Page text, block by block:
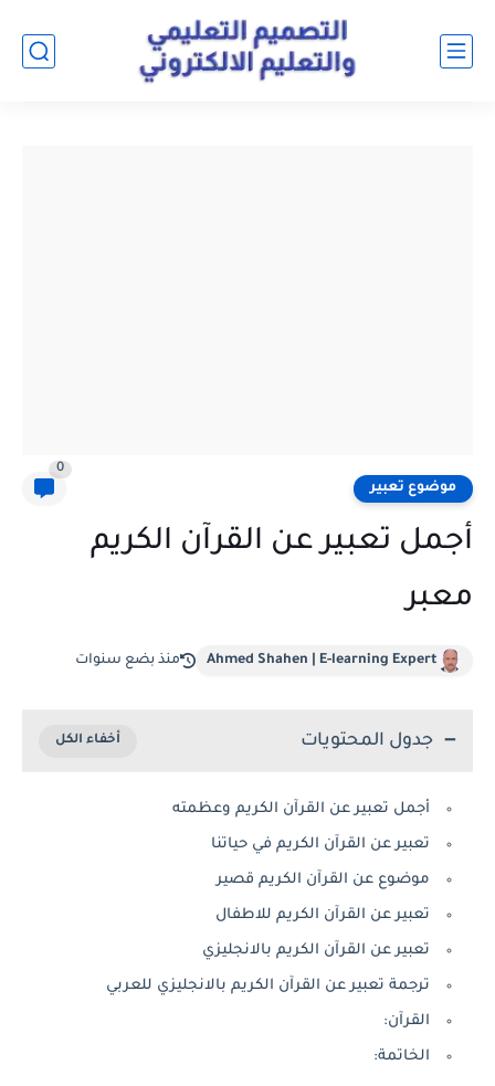
موضوع تعبير
0
أجمل تعبير عن القرآن الكريم
معبر
Ahmed Shahen | E-learning Expert منذ بضع سنوات
جدول المحتويات
أجمل تعبير عن القرآن الكريم وعظمته
تعبير عن القرآن الكريم في حياتنا
موضوع عن القرآن الكريم قصير
تعبير عن القرآن الكريم للاطفال
تعبير عن القرآن الكريم بالانجليزي
ترجمة تعبير عن القرآن الكريم بالانجليزي للعربي
القرآن:
الخاتمة: